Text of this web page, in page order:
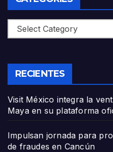
Categories
RECIENTES
Visit México integra la
Maya en su plataforma
Impulsan jornada para
de fraudes en Cancún